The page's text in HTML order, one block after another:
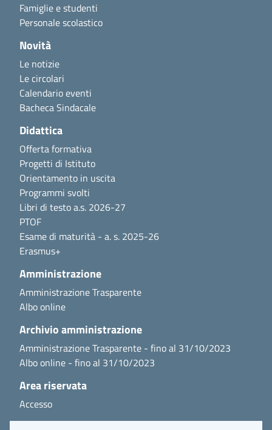
Famiglie e studenti
Personale scolastico
Novità
Le notizie
Le circolari
Calendario eventi
Bacheca Sindacale
Didattica
Offerta formativa
Progetti di Istituto
Orientamento in uscita
Programmi svolti
Libri di testo a.s. 2026-27
PTOF
Esame di maturità - a. s. 2025-26
Erasmus+
Amministrazione
Amministrazione Trasparente
Albo online
Archivio amministrazione
Amministrazione Trasparente - fino al 31/10/2023
Albo online - fino al 31/10/2023
Area riservata
Accesso